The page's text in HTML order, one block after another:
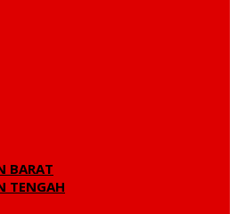
BARAT
TENGAH